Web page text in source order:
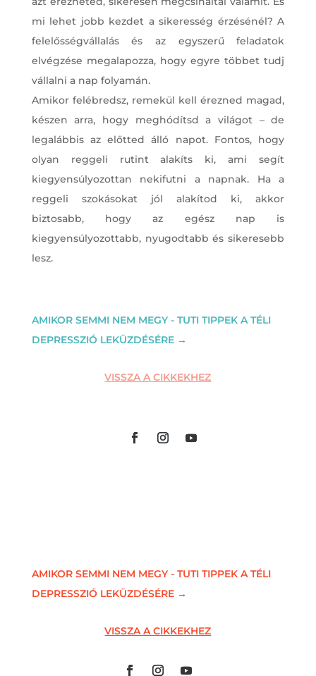
mi lehet jobb kezdet a sikeresség érzésénél? A
felelősségvállalás és az egyszerű feladatok
elvégzése megalapozza, hogy egyre többet tudj
vállalni a nap folyamán.
Amikor felébredsz, remekül kell érezned magad,
készen arra, hogy meghódítsd a világot – de
legalábbis az előtted álló napot. Fontos, hogy
olyan reggeli rutint alakíts ki, ami segít
kiegyensúlyozottan nekifutni a napnak. Ha a
reggeli szokásokat jól alakítod ki, akkor
biztosabb, hogy az egész nap is
kiegyensúlyozottabb, nyugodtabb és sikeresebb
lesz.
AMIKOR SEMMI NEM MEGY - TUTI TIPPEK A TÉLI
DEPRESSZIÓ LEKÜZDÉSÉRE→
VISSZA A CIKKEKHEZ
AMIKOR SEMMI NEM MEGY - TUTI TIPPEK A TÉLI
DEPRESSZIÓ LEKÜZDÉSÉRE→
VISSZA A CIKKEKHEZ